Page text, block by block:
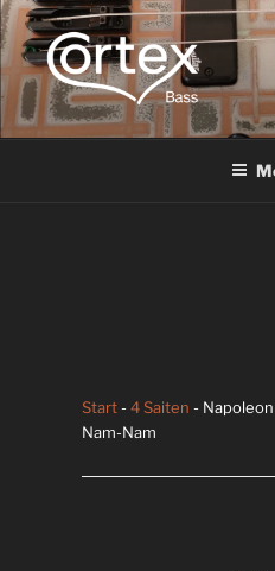
CORTEX BASS
Express your creative flow
Start- 4 Saiten -
Nam-Nam